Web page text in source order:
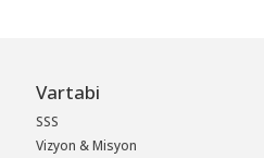
Vartabi
SSS
Vizyon & Misyon